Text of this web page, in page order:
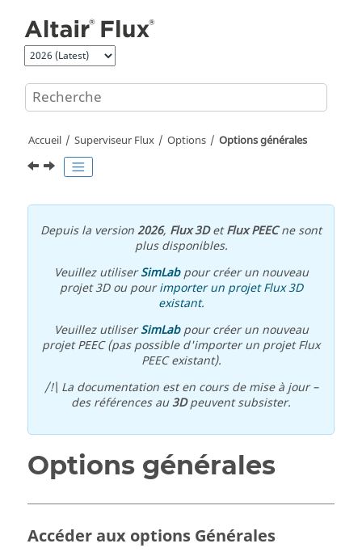
Accueil Superviseur Flux Options Options générales
Depuis la version2026, Flux 3DetFlux PEECne sont
plus disponibles.
Veuillez utiliserSimLabpour créer un nouveau
projet 3D ou pourimporter un projet Flux 3D
existant.
Veuillez utiliserSimLabpour créer un nouveau
projet PEEC (pas possible d'importer un projet Flux
PEEC existant).
/!\ La documentation est en cours de mise à jour –
des références au3Dpeuvent subsister.
Options générales
Accéder aux options Générales